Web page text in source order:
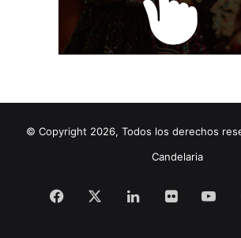
© Copyright 2026, Todos los derechos
Candelaria
Facebook LinkedInFlickr